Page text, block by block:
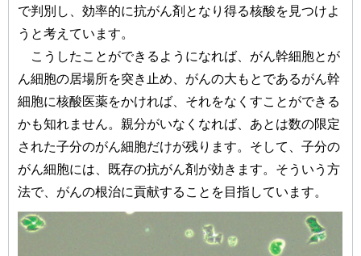
で判別し、効率的に抗がん剤となり得る核酸を見つけよ
うと考えています。
こうしたことができるようになれば、がん幹細胞とが
ん細胞の居場所を突き止め、がんの大もとであるがん幹
細胞に核酸医薬をかければ、それをなくすことができる
かも知れません。親分がいなくなれば、あとは数の限定
された子分のがん細胞だけが残ります。そして、子分の
がん細胞には、既存の抗がん剤が効きます。そういう方
法で、がんの根治に貢献することを目指しています。